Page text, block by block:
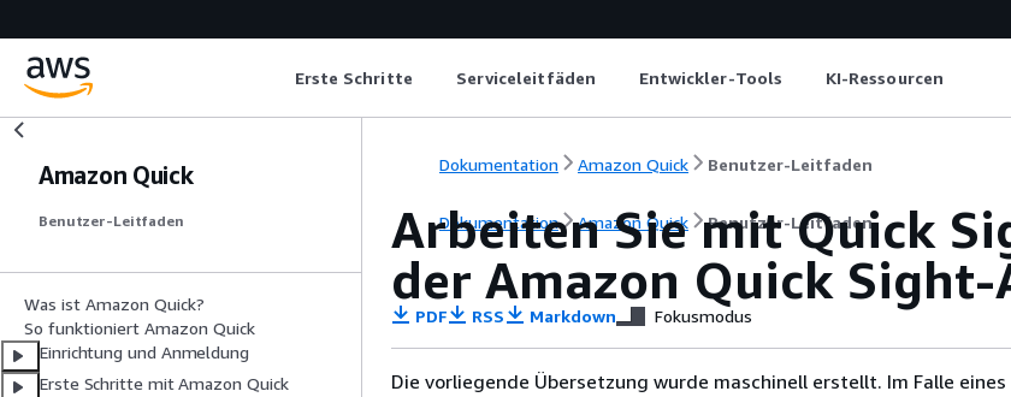
Erste Schritte Serviceleitfäden Entwickler-Tools KI-Ressourcen
Amazon Quick
Benutzer-Leitfaden
Was ist Amazon Quick?
So funktioniert Amazon Quick
Einrichtung und Anmeldung
Erste Schritte mit Amazon Quick
Dokumentation Amazon Quick Benutzer-Leitfaden
Dokumentation Amazon Quick Benutzer-Leitfaden
Arbeiten Sie mit Quick
der Amazon Quick Sight-
PDF RSS Markdown Fokusmodus
Die vorliegende Übersetzung wurde maschinell erstellt. Im Falle